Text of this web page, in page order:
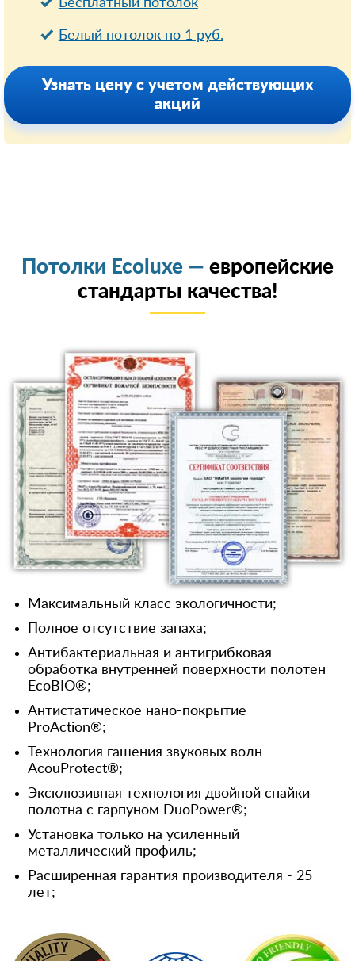
Бесплатный потолок
Белый потолок по 1 руб.
Узнать цену с учетом действующих
акций
Потолки Ecoluxe — европейские
стандарты качества!
Максимальный класс экологичности;
Полное отсутствие запаха;
Антибактериальная и антигрибковая
обработка внутренней поверхности полотен
EcoBIO®;
Антистатическое нано-покрытие
ProAction®;
Технология гашения звуковых волн
AcouProtect®;
Эксклюзивная технология двойной спайки
полотна с гарпуном DuoPower®;
Установка только на усиленный
металлический профиль;
Расширенная гарантия производителя - 25
лет;